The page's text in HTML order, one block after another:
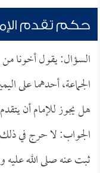
حكم تقدم
السؤال: يقول أخونا
الجماعة، أحدهما على
هل يجوز للإمام أن
الجواب: لا حرج في ذلك
ثبت عنه صلى الله